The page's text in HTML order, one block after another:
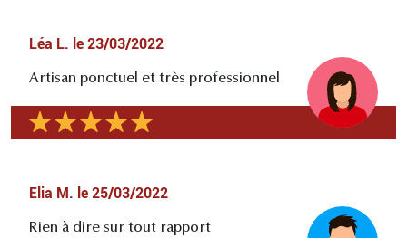
Léa L. le 23/03/2022
Artisan ponctuel et très professionnel
Elia M. le 25/03/2022
Rien à dire sur tout rapport